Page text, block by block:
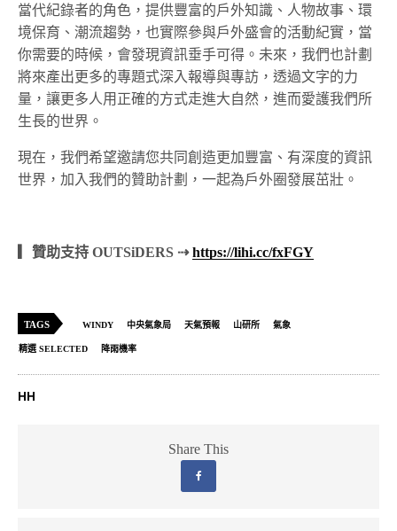
當代紀錄者的角色，提供豐富的戶外知識、人物故事、環
境保育、潮流趨勢，也實際參與戶外盛會的活動紀實，當
你需要的時候，會發現資訊垂手可得。未來，我們也計劃
將來產出更多的專題式深入報導與專訪，透過文字的力
量，讓更多人用正確的方式走進大自然，進而愛護我們所
生長的世界。
現在，我們希望邀請您共同創造更加豐富、有深度的資訊
世界，加入我們的贊助計劃，一起為戶外圈發展茁壯。
▎贊助支持 OUTSiDERS ⇢https://lihi.cc/fxFGY
TAGS WINDY 中央氣象局 天氣預報 山研所 氣象
精選 SELECTED 降雨機率
HH
Share This